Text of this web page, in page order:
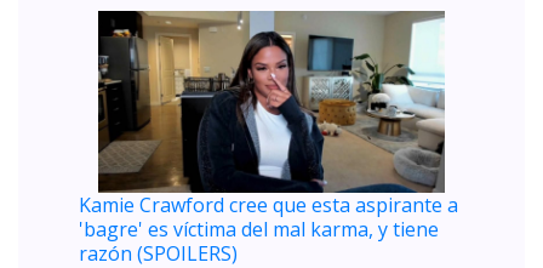
Kamie Crawford cree que esta aspirante a
'bagre' es víctima del mal karma, y ​​tiene
razón (SPOILERS)